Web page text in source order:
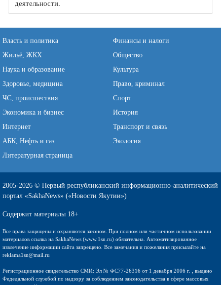
деятельности.
Власть и политика
Финансы и налоги
Жильё, ЖКХ
Общество
Наука и образование
Культура
Здоровье, медицина
Право, криминал
ЧС, происшествия
Спорт
Экономика и бизнес
История
Интернет
Транспорт и связь
АБК, Нефть и газ
Экология
Литературная страница
2005-2026 © Первый республиканский информационно-аналитический
портал «SakhaNews» («Новости Якутии»)
Содержит материалы 18+
Все права защищены и охраняются законом. При полном или частичном использовании
материалов ссылка на SakhaNews (www.1sn.ru) обязательна. Автоматизированное
извлечение информации сайта запрещено. Все замечания и пожелания присылайте на
reklama1sn@mail.ru
Регистрационное свидетельство СМИ: Эл № ФС77-26316 от 1 декабря 2006 г. , выдано
Федедальной службой по надзору за соблюдением законодательства в сфере массовых